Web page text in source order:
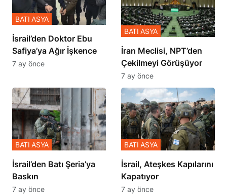
İsrail’den Doktor Ebu
Safiya’ya Ağır İşkence
BATI ASYA
7 ay önce
İran Meclisi, NPT’den
Çekilmeyi Görüşüyor
BATI ASYA
7 ay önce
​​​​​​​İsrail’den Batı Şeria’ya
Baskın
BATI ASYA
7 ay önce
İsrail, Ateşkes Kapılarını
Kapatıyor
BATI ASYA
7 ay önce